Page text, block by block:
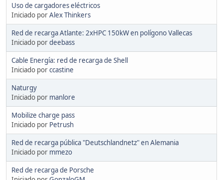
Uso de cargadores eléctricos
Iniciado porAlex Thinkers
Red de recarga Atlante: 2xHPC 150kW en polígono Vallecas
Iniciado pordeebass
Cable Energía: red de recarga de Shell
Iniciado porccastine
Naturgy
Iniciado por manlore
Mobilize charge pass
Iniciado por Petrush
Red de recarga pública "Deutschlandnetz" en Alemania
Iniciado por mmezo
Red de recarga de Porsche